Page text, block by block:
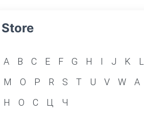
Store
A B C E F G H I J K
L
M
O P R S T U V W А
Н
О С Ц Ч